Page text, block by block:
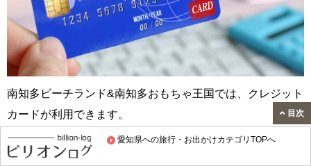
愛知県への旅行・お出かけカテゴリTOPへ
南知多ビーチランド&南知多おもちゃ王国では、クレジット
カードが利用できます。
ただし、一部の施設では使えないので、注意しましょう。
目次